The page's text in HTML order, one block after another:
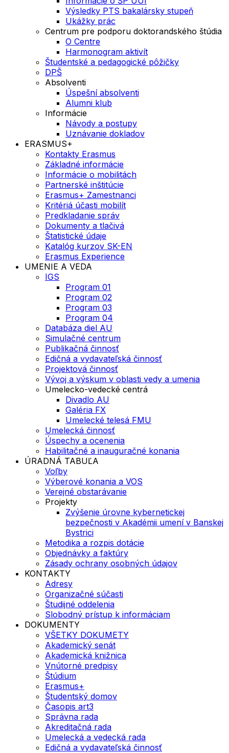
Výsledky PTS bakalársky stupeň
Ukážky prác
Centrum pre podporu doktorandského štúdia
O Centre
Harmonogram aktivít
Študentské a pedagogické pôžičky
DPŠ
Absolventi
Úspešní absolventi
Alumni klub
Informácie
Návody a postupy
Uznávanie dokladov
ERASMUS+
Kontakty Erasmus
Základné informácie
Informácie o mobilitách
Partnerské inštitúcie
Erasmus+ Zamestnanci
Kritériá účasti mobilít
Predkladanie správ
Dokumenty a tlačivá
Štatistické údaje
Katalóg kurzov SK-EN
Erasmus Experience
UMENIE A VEDA
IGS
Program 01
Program 02
Program 03
Program 04
Databáza diel AU
Simulačné centrum
Publikačná činnosť
Edičná a vydavateľská činnosť
Projektová činnosť
Vývoj a výskum v oblasti vedy a umenia
Umelecko-vedecké centrá
Divadlo AU
Galéria FX
Umelecké telesá FMU
Umelecká činnosť
Úspechy a ocenenia
Habilitačné a inauguračné konania
ÚRADNÁ TABUĽA
Voľby
Výberové konania a VOS
Verejné obstarávanie
Projekty
Zvýšenie úrovne kybernetickej
bezpečnosti v Akadémii umení v Banskej
Bystrici
Metodika a rozpis dotácie
Objednávky a faktúry
Zásady ochrany osobných údajov
KONTAKTY
Adresy
Organizačné súčasti
Študijné oddelenia
Slobodný prístup k informáciam
DOKUMENTY
VŠETKY DOKUMETY
Akademický senát
Akademická knižnica
Vnútorné predpisy
Štúdium
Erasmus+
Študentský domov
Časopis art3
Správna rada
Akreditačná rada
Umelecká a vedecká rada
Edičná a vydavateľská činnosť